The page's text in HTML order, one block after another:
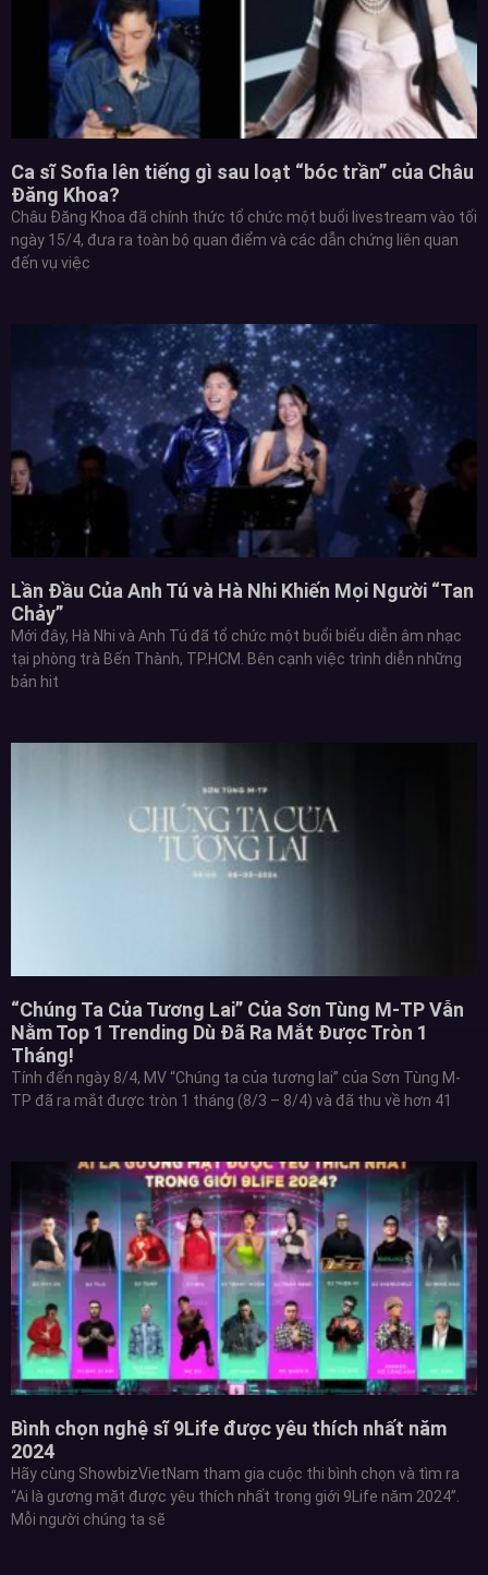
Ca sĩ Sofia lên tiếng gì sau loạt “bóc trần” của Châu
Đăng Khoa?
Châu Đăng Khoa đã chính thức tổ chức một buổi livestream vào tối
ngày 15/4, đưa ra toàn bộ quan điểm và các dẫn chứng liên quan
đến vụ việc
Lần Đầu Của Anh Tú và Hà Nhi Khiến Mọi Người “Tan
Chảy”
Mới đây, Hà Nhi và Anh Tú đã tổ chức một buổi biểu diễn âm nhạc
tại phòng trà Bến Thành, TP.HCM. Bên cạnh việc trình diễn những
bản hit
“Chúng Ta Của Tương Lai” Của Sơn Tùng M-TP Vẫn
Nằm Top 1 Trending Dù Đã Ra Mắt Được Tròn 1
Tháng!
Tính đến ngày 8/4, MV “Chúng ta của tương lai” của Sơn Tùng M-
TP đã ra mắt được tròn 1 tháng (8/3 – 8/4) và đã thu về hơn 41
Bình chọn nghệ sĩ 9Life được yêu thích nhất năm
2024
Hãy cùng ShowbizVietNam tham gia cuộc thi bình chọn và tìm ra
“Ai là gương mặt được yêu thích nhất trong giới 9Life năm 2024”.
Mỗi người chúng ta sẽ